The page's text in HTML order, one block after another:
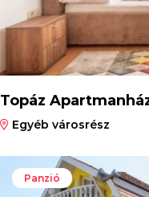
Topáz
Egyéb városrész
Panzió